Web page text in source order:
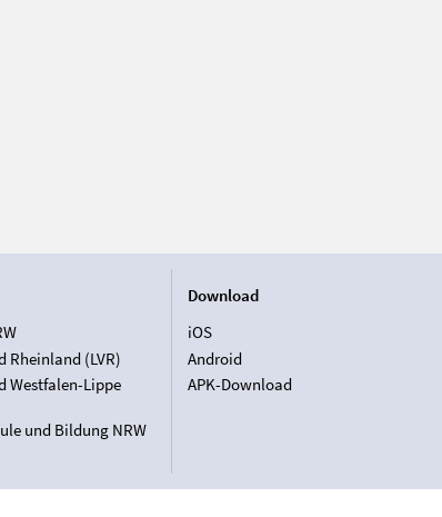
Rheinland (LVR)
Westfalen-Lippe
und Bildung NRW
Download
iOS
Android
APK-Download